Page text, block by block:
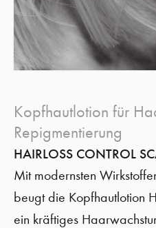
Kopfhautlotion für
Repigmentierung
HAIRLOSS CONTROL
Mit modernsten
beugt die Kopfhautlotion
ein kräftiges